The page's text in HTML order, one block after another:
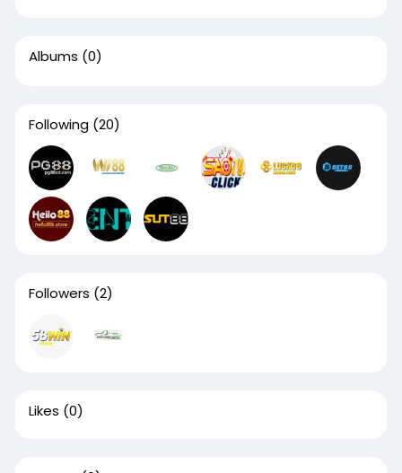
Albums (0)
Following (20)
Followers (2)
Likes (0)